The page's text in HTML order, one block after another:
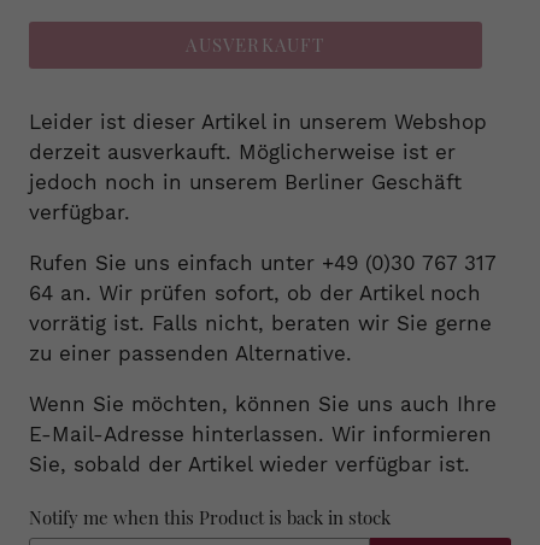
AUSVERKAUFT
Leider ist dieser Artikel in unserem Webshop
derzeit ausverkauft. Möglicherweise ist er
jedoch noch in unserem Berliner Geschäft
verfügbar.
Rufen Sie uns einfach unter +49 (0)30 767 317
64 an. Wir prüfen sofort, ob der Artikel noch
vorrätig ist. Falls nicht, beraten wir Sie gerne
zu einer passenden Alternative.
Wenn Sie möchten, können Sie uns auch Ihre
E-Mail-Adresse hinterlassen. Wir informieren
Sie, sobald der Artikel wieder verfügbar ist.
Notify me when this Product is back in stock